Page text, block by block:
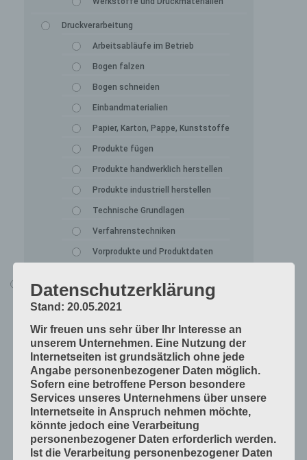
Druckverarbeitung
Arbeitsabläufe im Betrieb
Bogen falzen
Bogen schneiden
Einbandmaterialien
Papier, Karton, Pappe, Kunststoffe
Produkte fügen
Produkte handwerklich herstellen
Produkte industriell herstellen
Technische Grundlagen
Verfahrenstechniken
Vorprodukte und Produktdaten
Alle Lerninhalte
Druck
Arbeitsabläufe in der Druckerei
Digitale Drucksysteme
Druckformen
Druckprodukte herstellen
Druckprodukte veredeln
Druckprojekte umsetzen
Druckverfahren und Druckdaten
Datenschutzerklärung
Stand: 20.05.2021
Wir freuen uns sehr über Ihr Interesse an
unserem Unternehmen. Eine Nutzung der
Internetseiten ist grundsätzlich ohne jede
Angabe personenbezogener Daten möglich.
Sofern eine betroffene Person besondere
Services unseres Unternehmens über unsere
Internetseite in Anspruch nehmen möchte,
könnte jedoch eine Verarbeitung
personenbezogener Daten erforderlich werden.
Ist die Verarbeitung personenbezogener Daten